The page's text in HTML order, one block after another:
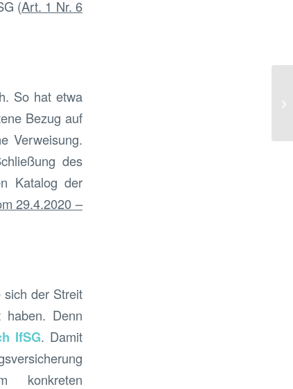
(Art. 1 Nr. 6
So hat etwa
Bezug auf
Verweisung.
des
Katalog der
29.4.2020 –
sich der Streit
haben. Denn
IfSG. Damit
konkreten